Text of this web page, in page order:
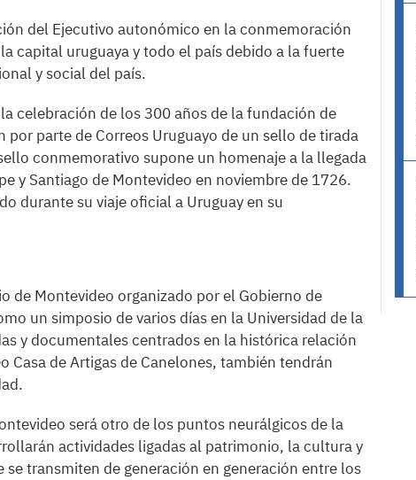
del Ejecutivo autonómico en la conmemoración
capital uruguaya y todo el país debido a la fuerte
y social del país.
celebración de los 300 años de la fundación de
parte de Correos Uruguayo de un sello de tirada
conmemorativo supone un homenaje a la llegada
y Santiago de Montevideo en noviembre de 1726.
durante su viaje oficial a Uruguay en su
de Montevideo organizado por el Gobierno de
un simposio de varios días en la Universidad de la
y documentales centrados en la histórica relación
Casa de Artigas de Canelones, también tendrán
será otro de los puntos neurálgicos de la
actividades ligadas al patrimonio, la cultura y
transmiten de generación en generación entre los